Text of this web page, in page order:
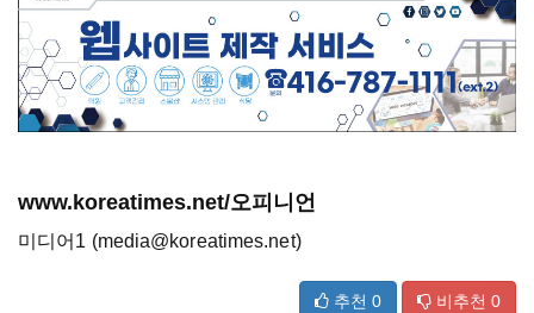
www.koreatimes.net/오피니언
미디어1 (media@koreatimes.net)
추천 0 비추천 0